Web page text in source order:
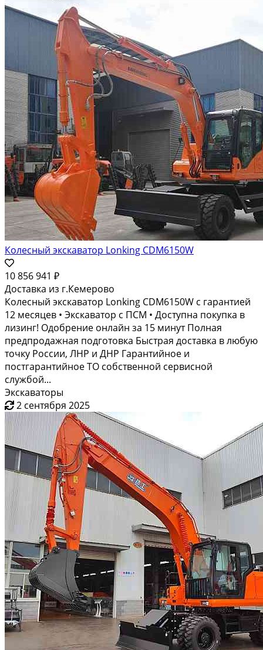
Колесный экскаватор Lonking CDM6150W
10 856 941 ₽
Доставка из г.Кемерово
Колесный экскаватор Lonking CDM6150W с гарантией
12 месяцев • Экскаватор с ПСМ • Доступна покупка в
лизинг! Одобрение онлайн за 15 минут Полная
предпродажная подготовка Быстрая доставка в любую
точку России, ЛНР и ДНР Гарантийное и
постгарантийное ТО собственной сервисной
службой...
Экскаваторы
2 сентября 2025